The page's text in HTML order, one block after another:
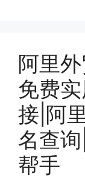
阿里
免费
接|阿
名查
帮手